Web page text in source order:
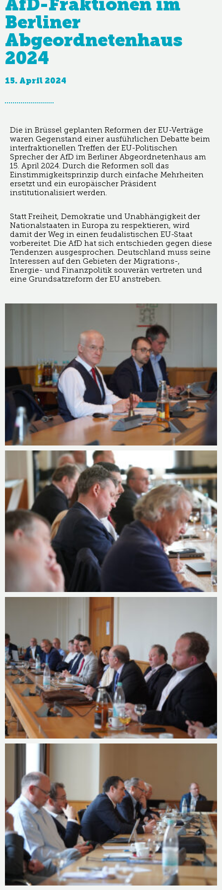
AfD-Fraktionen im
Berliner
Abgeordnetenhaus
2024
15. April 2024
Die in Brüssel geplanten Reformen der EU-Verträge
waren Gegenstand einer ausführlichen Debatte beim
interfraktionellen Treffen der EU-Politischen
Sprecher der AfD im Berliner Abgeordnetenhaus am
15. April 2024. Durch die Reformen soll das
Einstimmigkeitsprinzip durch einfache Mehrheiten
ersetzt und ein europäischer Präsident
institutionalisiert werden.
Statt Freiheit, Demokratie und Unabhängigkeit der
Nationalstaaten in Europa zu respektieren, wird
damit der Weg in einen feudalistischen EU-Staat
vorbereitet. Die AfD hat sich entschieden gegen diese
Tendenzen ausgesprochen. Deutschland muss seine
Interessen auf den Gebieten der Migrations-,
Energie- und Finanzpolitik souverän vertreten und
eine Grundsatzreform der EU anstreben.